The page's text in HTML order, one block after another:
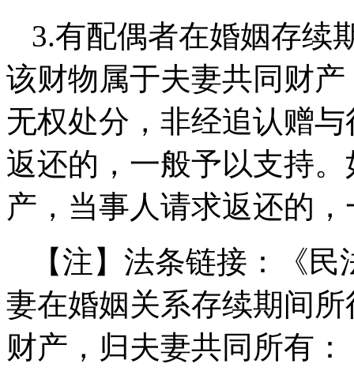
3.有配偶者在婚姻存续
该财物属于夫妻共同财产
无权处分 ，非经追认赠
返还的，一般予以支持
产，当事人请求返还的
【注】法条链接：《
妻在婚姻关系存续期间
财产，归夫妻共同所有